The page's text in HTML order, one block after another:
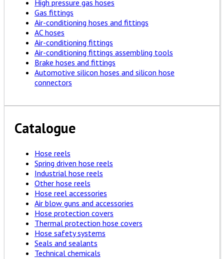
High pressure gas hoses
Gas fittings
Air-conditioning hoses and fittings
AC hoses
Air-conditioning fittings
Air-conditioning fittings assembling tools
Brake hoses and fittings
Automotive silicon hoses and silicon hose
connectors
Catalogue
Hose reels
Spring driven hose reels
Industrial hose reels
Other hose reels
Hose reel accessories
Air blow guns and accessories
Hose protection covers
Thermal protection hose covers
Hose safety systems
Seals and sealants
Technical chemicals